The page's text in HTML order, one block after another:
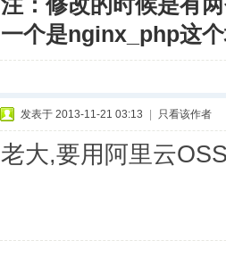
注：修改的时候是有
一个是nginx_php这
发表于 2013-11-21 03:13 只看该作者
老大,要用阿里云